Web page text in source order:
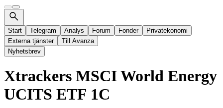
Start Telegram Analys Forum Fonder
Privatekonomi
Externa tjänster
Till Avanza
Nyhetsbrev
Xtrackers MSCI World Energy
UCITS ETF 1C